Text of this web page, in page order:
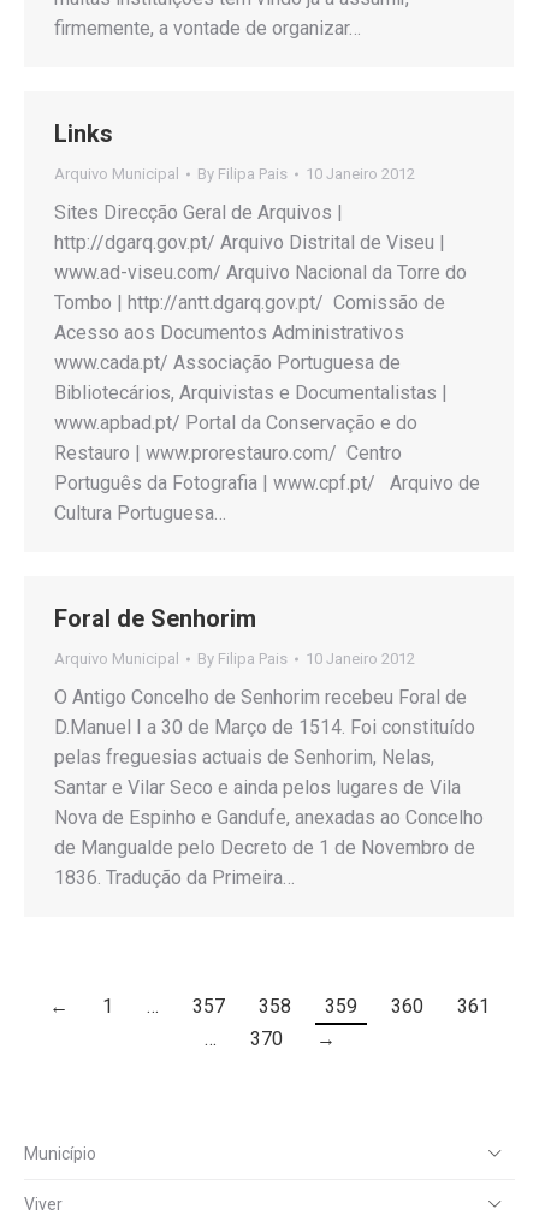
firmemente, a vontade de organizar…
Links
Arquivo Municipal By Filipa Pais 10 Janeiro 2012
Sites Direcção Geral de Arquivos |
http://dgarq.gov.pt/ Arquivo Distrital de Viseu |
www.ad-viseu.com/ Arquivo Nacional da Torre do
Tombo | http://antt.dgarq.gov.pt/ Comissão de
Acesso aos Documentos Administrativos
www.cada.pt/ Associação Portuguesa de
Bibliotecários, Arquivistas e Documentalistas |
www.apbad.pt/ Portal da Conservação e do
Restauro | www.prorestauro.com/ Centro
Português da Fotografia | www.cpf.pt/ Arquivo de
Cultura Portuguesa…
Foral de Senhorim
Arquivo Municipal By Filipa Pais 10 Janeiro 2012
O Antigo Concelho de Senhorim recebeu Foral de
D.Manuel I a 30 de Março de 1514. Foi constituído
pelas freguesias actuais de Senhorim, Nelas,
Santar e Vilar Seco e ainda pelos lugares de Vila
Nova de Espinho e Gandufe, anexadas ao Concelho
de Mangualde pelo Decreto de 1 de Novembro de
1836. Tradução da Primeira…
← 1 … 357 358 359 360
361
…
370 →
Município
Viver